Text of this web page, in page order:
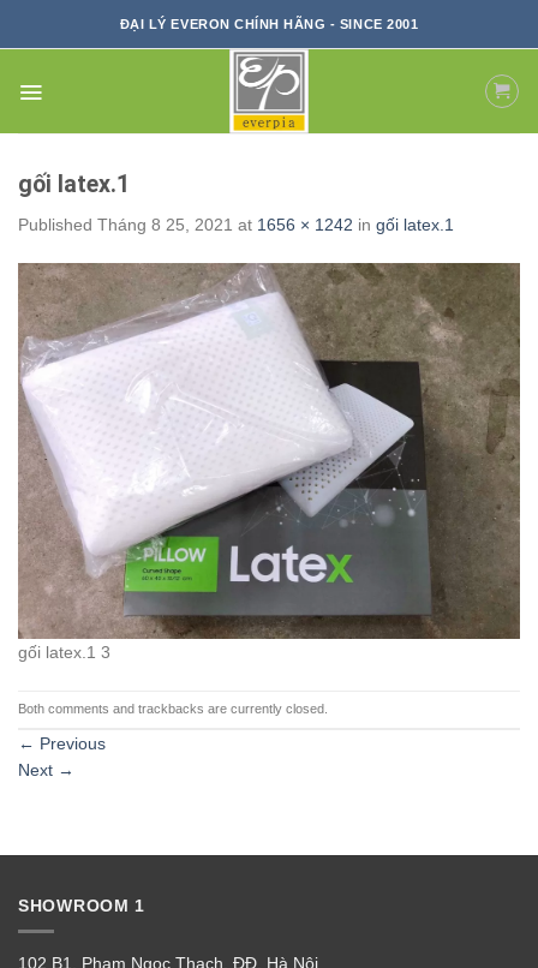
ĐẠI LÝ EVERON CHÍNH HÃNG - SINCE 2001
gối latex.1
Published Tháng 8 25, 2021 at 1656 × 1242 in gối latex.1
gối latex.1 3
Both comments and trackbacks are currently closed.
← Previous
Next →
SHOWROOM 1
102 B1, Phạm Ngọc Thạch, ĐĐ, Hà Nội